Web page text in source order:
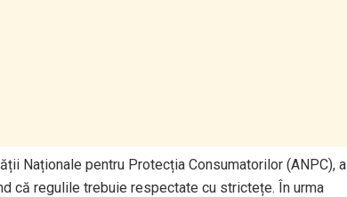
Naționale pentru Protecția Consumatorilor (ANPC), a
că regulile trebuie respectate cu strictețe. În urma